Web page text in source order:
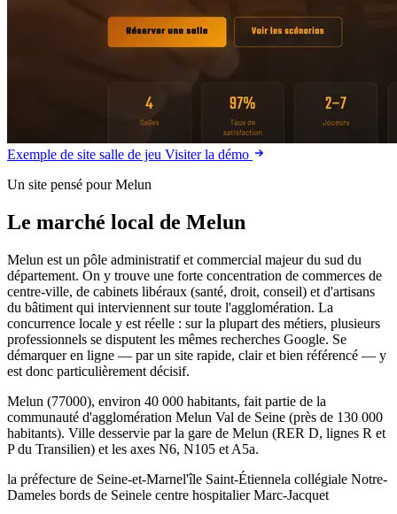
Exemple de site salle de jeu Visiter la démo
Un site pensé pour Melun
Le marché local de Melun
Melun est un pôle administratif et commercial majeur du sud du
département. On y trouve une forte concentration de commerces de
centre-ville, de cabinets libéraux (santé, droit, conseil) et d'artisans
du bâtiment qui interviennent sur toute l'agglomération. La
concurrence locale y est réelle : sur la plupart des métiers, plusieurs
professionnels se disputent les mêmes recherches Google. Se
démarquer en ligne — par un site rapide, clair et bien référencé — y
est donc particulièrement décisif.
Melun (77000), environ 40 000 habitants, fait partie de la
communauté d'agglomération Melun Val de Seine (près de 130 000
habitants). Ville desservie par la gare de Melun (RER D, lignes R et
P du Transilien) et les axes N6, N105 et A5a.
la préfecture de Seine-et-Marnel'île Saint-Étiennela collégiale Notre-
Dameles bords de Seinele centre hospitalier Marc-Jacquet